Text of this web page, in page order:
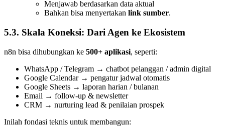
Menjawab berdasarkan data aktual
Bahkan bisa menyertakan link sumber.
5.3. Skala Koneksi: Dari Agen ke Ekosistem
n8n bisa dihubungkan ke 500+ aplikasi, seperti:
WhatsApp / Telegram → chatbot pelanggan / admin digital
Google Calendar → pengatur jadwal otomatis
Google Sheets → laporan harian / bulanan
Email → follow-up & newsletter
CRM → nurturing lead & penilaian prospek
Inilah fondasi teknis untuk membangun: